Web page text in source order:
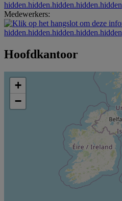
hidden.hidden.hidden.hidden.hidden
Medewerkers:
hidden.hidden.hidden.hidden.hidden
Hoofdkantoor
+
−